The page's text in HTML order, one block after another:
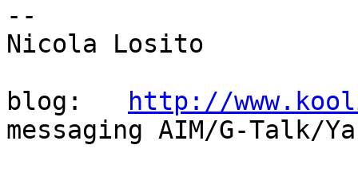
--
Nicola Losito
blog:
http://
messaging AIM/G-Talk/